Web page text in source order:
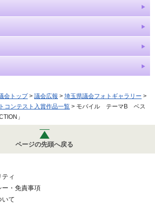
会トップ> 議会広報 > 埼玉県議会フォトギャラリー >
コンテスト入賞作品一覧 > モバイル テーマB ベス
」
ページの先頭へ戻る
ィ
ー・免責事項
いて